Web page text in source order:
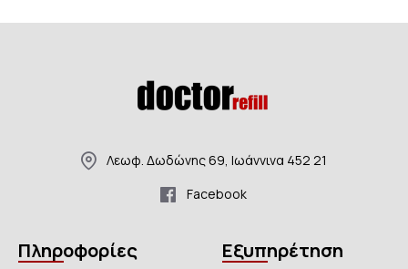
Λεωφ. Δωδώνης 69, Ιωάννινα 452 21
Facebook
Πληροφορίες Εξυπηρέτηση